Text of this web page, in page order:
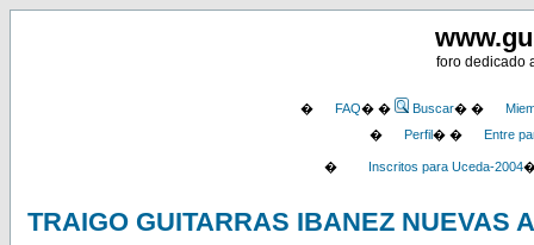
foro dedicado
� FAQ� � Buscar� �
�
Perfil� � Entre
� Inscritos para Uceda-2004
TRAIGO GUITARRAS IBANEZ NUEVAS